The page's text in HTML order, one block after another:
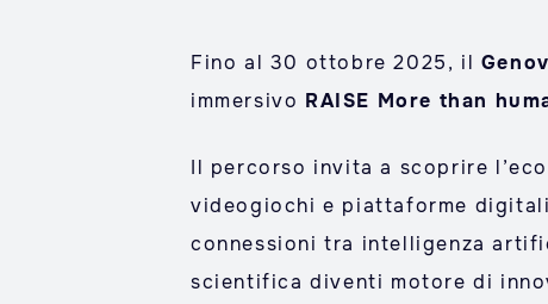
Fino al 30 ottobre 2025, il
immersivo RAISE More than
Il percorso invita a scoprire
videogiochi e piattaforme
connessioni tra intelligenza
scientifica diventi motore di